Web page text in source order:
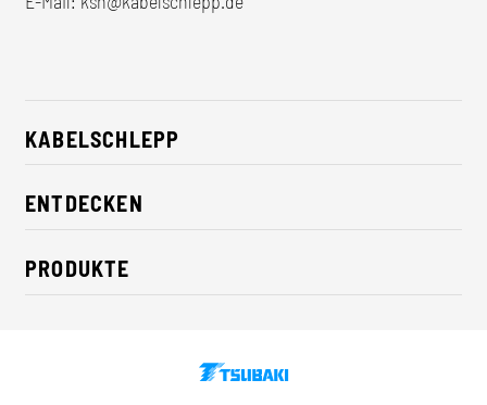
KABELSCHLEPP
Über uns
Karriere
CSR / Nachhaltigkeit
Kontakt
ENTDECKEN
Branchenlösungen
News
PRODUKTE